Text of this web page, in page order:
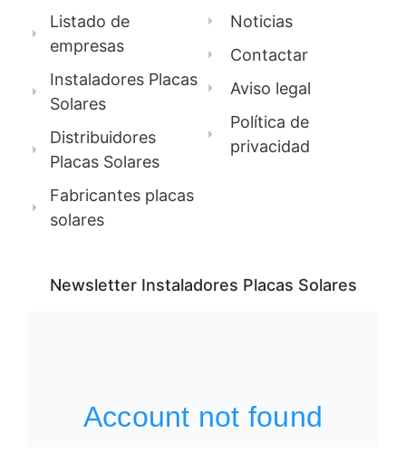
Listado de
empresas
Instaladores Placas
Solares
Distribuidores
Placas Solares
Fabricantes placas
solares
Noticias
Contactar
Aviso legal
Política de
privacidad
Newsletter Instaladores Placas Solares